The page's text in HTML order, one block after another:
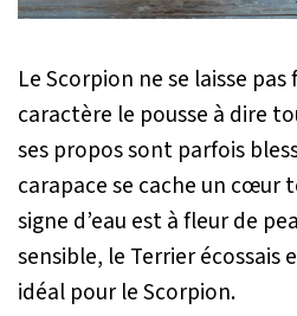
Le Scorpion ne se laisse
caractère le pousse à dire
ses propos sont parfois
carapace se cache un cœur
signe d’eau est à fleur de
sensible, le Terrier écossais
idéal pour le Scorpion.